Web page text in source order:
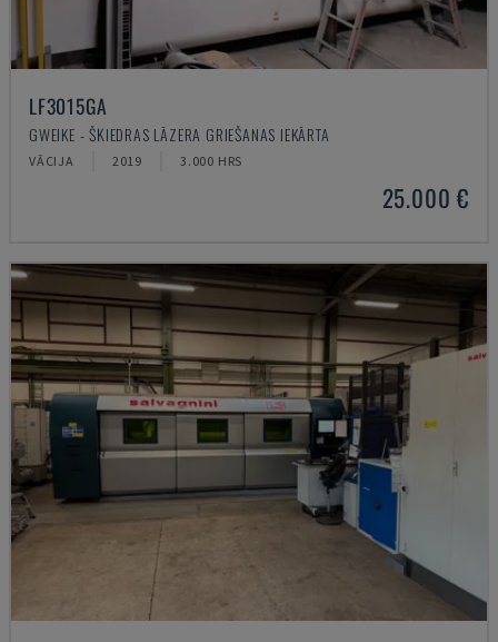
LF3015GA
GWEIKE - ŠĶIEDRAS LĀZERA GRIEŠANAS IEKĀRTA
VĀCIJA 2019 3.000 HRS
25.000 €